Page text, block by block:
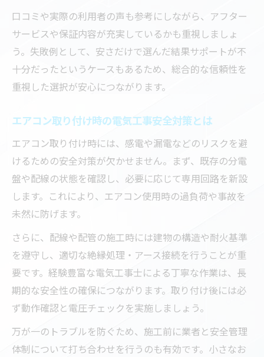
電気工事後も安心なアフターサービスの選
び方
エアコン工事後の電気工事保証内容を確認
川口市で充実した電気工事サポートを受け
る方法
アフターサービスが手厚い電気工事業者と
は
エアコン故障時に頼れる電気工事サポート
体制
費用面も安心な電気工事ポイント解説
電気工事費用を抑えるための見積もり比較
法
エアコン取り付け時の安心な電気工事価格
の見極め方
追加費用が発生しにくい電気工事の特徴
川口市の電気工事で費用を抑える工夫とは
口コミや実際の利用者の声も参考にしながら、アフター
サービスや保証内容が充実しているかも重視しましょ
う。失敗例として、安さだけで選んだ結果サポートが不
十分だったというケースもあるため、総合的な信頼性を
重視した選択が安心につながります。
エアコン取り付け時の電気工事安全対策とは
エアコン取り付け時には、感電や漏電などのリスクを避
けるための安全対策が欠かせません。まず、既存の分電
盤や配線の状態を確認し、必要に応じて専用回路を新設
します。これにより、エアコン使用時の過負荷や事故を
未然に防げます。
さらに、配線や配管の施工時には建物の構造や耐火基準
を遵守し、適切な絶縁処理・アース接続を行うことが重
要です。経験豊富な電気工事士による丁寧な作業は、長
期的な安全性の確保につながります。取り付け後には必
ず動作確認と電圧チェックを実施しましょう。
万が一のトラブルを防ぐため、施工前に業者と安全管理
体制について打ち合わせを行うのも有効です。小さなお